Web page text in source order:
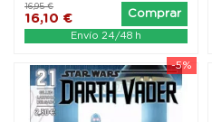
16,10 €
16,95 €
Comprar
Envío 24/48 h
-5%